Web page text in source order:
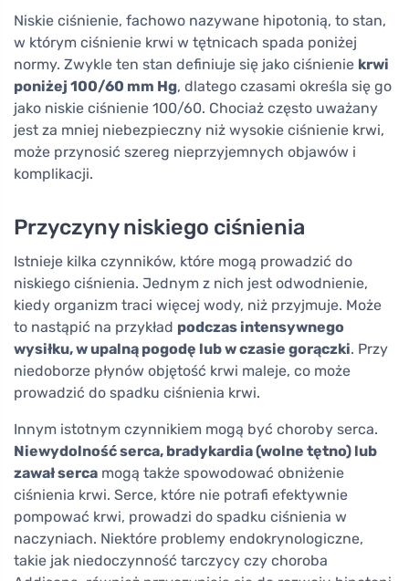
Niskie ciśnienie, fachowo nazywane hipotonią, to stan,
w którym ciśnienie krwi w tętnicach spada poniżej
normy. Zwykle ten stan definiuje się jako ciśnienie krwi
poniżej 100/60 mm Hg, dlatego czasami określa się go
jako niskie ciśnienie 100/60. Chociaż często uważany
jest za mniej niebezpieczny niż wysokie ciśnienie krwi,
może przynosić szereg nieprzyjemnych objawów i
komplikacji.
Przyczyny niskiego ciśnienia
Istnieje kilka czynników, które mogą prowadzić do
niskiego ciśnienia. Jednym z nich jest odwodnienie,
kiedy organizm traci więcej wody, niż przyjmuje. Może
to nastąpić na przykład podczas intensywnego
wysiłku, w upalną pogodę lub w czasie gorączki. Przy
niedoborze płynów objętość krwi maleje, co może
prowadzić do spadku ciśnienia krwi.
Innym istotnym czynnikiem mogą być choroby serca.
Niewydolność serca, bradykardia (wolne tętno) lub
zawał serca mogą także spowodować obniżenie
ciśnienia krwi. Serce, które nie potrafi efektywnie
pompować krwi, prowadzi do spadku ciśnienia w
naczyniach. Niektóre problemy endokrynologiczne,
takie jak niedoczynność tarczycy czy choroba